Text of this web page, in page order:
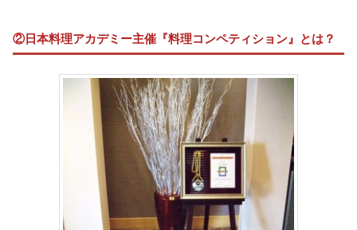
②日本料理アカデミー主催『料理コンペティション』とは？